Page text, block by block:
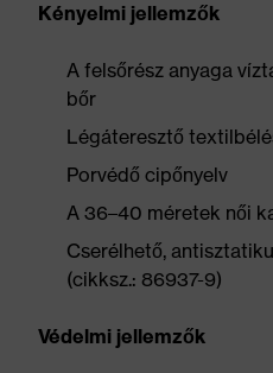
Kényelmi jellemzők
A felsőrész anyaga
bőr
Légáteresztő
Porvédő cipőnyelv
A 36–40 méretek női
Cserélhető,
(cikksz.: 86937-9)
Védelmi jellemzők